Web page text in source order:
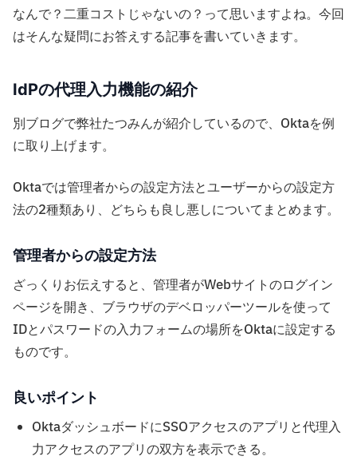
なんで？二重コストじゃないの？って思いますよね。今回
はそんな疑問にお答えする記事を書いていきます。
IdPの代理入力機能の紹介
別ブログで弊社たつみんが紹介しているので、Oktaを例
に取り上げます。
Oktaでは管理者からの設定方法とユーザーからの設定方
法の2種類あり、どちらも良し悪しについてまとめます。
管理者からの設定方法
ざっくりお伝えすると、管理者がWebサイトのログイン
ページを開き、ブラウザのデベロッパーツールを使って
IDとパスワードの入力フォームの場所をOktaに設定する
ものです。
良いポイント
OktaダッシュボードにSSOアクセスのアプリと代理入
力アクセスのアプリの双方を表示できる。